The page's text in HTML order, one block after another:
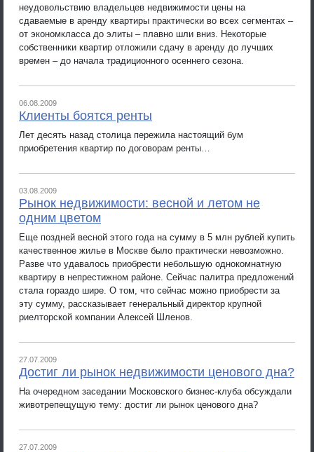
неудовольствию владельцев недвижимости цены на
сдаваемые в аренду квартиры практически во всех сегментах –
от экономкласса до элиты – плавно шли вниз. Некоторые
собственники квартир отложили сдачу в аренду до лучших
времен – до начала традиционного осеннего сезона.
06.08.2009
Клиенты боятся ренты
Лет десять назад столица пережила настоящий бум
приобретения квартир по договорам ренты…
03.08.2009
Рынок недвижимости: весной и летом не
одним цветом
Еще поздней весной этого года на сумму в 5 млн рублей купить
качественное жилье в Москве было практически невозможно.
Разве что удавалось приобрести небольшую однокомнатную
квартиру в непрестижном районе. Сейчас палитра предложений
стала гораздо шире. О том, что сейчас можно приобрести за
эту сумму, рассказывает генеральный директор крупной
риелторской компании Алексей Шленов.
27.07.2009
Достиг ли рынок недвижимости ценового дна?
На очередном заседании Московского бизнес-клуба обсуждали
животрепещущую тему: достиг ли рынок ценового дна?
27.07.2009